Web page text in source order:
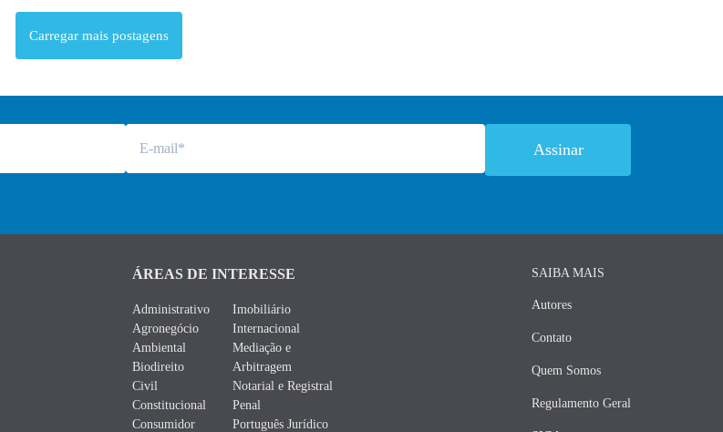
Carregar mais postagens
ÁREAS DE INTERESSE
Administrativo
Agronegócio
Ambiental
Biodireito
Civil
Constitucional
Consumidor
Imobiliário
Internacional
Mediação e
Arbitragem
Notarial e Registral
Penal
Português Jurídico
SAIBA MAIS
Autores
Contato
Quem Somos
Regulamento Geral